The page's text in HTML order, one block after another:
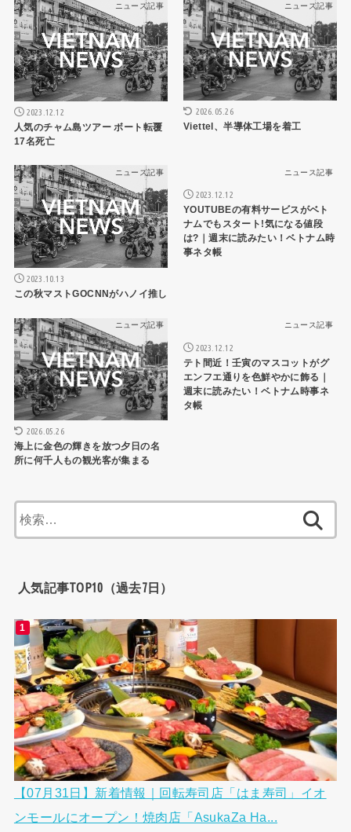
ニュース記事
2023.12.12
人気のチャム島ツアー ボート転覆
17名死亡
ニュース記事
2026.05.26
Viettel、半導体工場を着工
ニュース記事
2023.10.13
この秋マストGOCNNがハノイ推し
ニュース記事
2023.12.12
YOUTUBEの有料サービスがベト
ナムでもスタート!気になる値段
は?｜週末に読みたい！ベトナム時
事ネタ帳
ニュース記事
2026.05.26
海上に金色の輝きを放つ夕日の名
所に何千人もの観光客が集まる
ニュース記事
2023.12.12
テト間近！壬寅のマスコットがグ
エンフエ通りを色鮮やかに飾る｜
週末に読みたい！ベトナム時事ネ
タ帳
索:
人気記事TOP10（過去7日）
【07月31日】新着情報｜回転寿司店「はま寿司」イオ
ンモールにオープン！焼肉店「AsukaZa Ha...